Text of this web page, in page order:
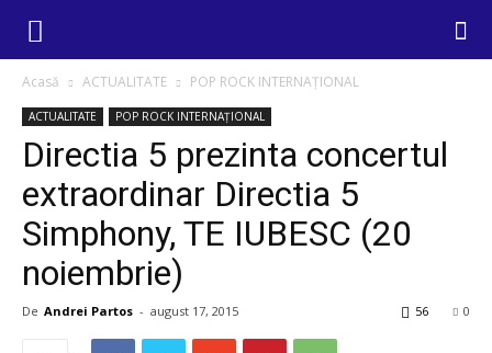
Acasă ACTUALITATE POP ROCK INTERNAȚIONAL
ACTUALITATE POP ROCK INTERNAȚIONAL
Directia 5 prezinta concertul
extraordinar Directia 5
Simphony, TE IUBESC (20
noiembrie)
De Andrei Partos - august 17, 2015 0
56